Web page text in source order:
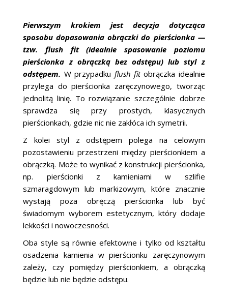
Pierwszym krokiem jest decyzja dotycząca
sposobu dopasowania obrączki do pierścionka —
tzw. flush fit (idealnie spasowanie poziomu
pierścionka z obrączką bez odstępu) lub styl z
odstępem. W przypadku flush fitobrączka idealnie
przylega do pierścionka zaręczynowego, tworząc
jednolitą linię. To rozwiązanie szczególnie dobrze
sprawdza się przy prostych, klasycznych
pierścionkach, gdzie nic nie zakłóca ich symetrii.
Z kolei styl z odstępem polega na celowym
pozostawieniu przestrzeni między pierścionkiem a
obrączką. Może to wynikać z konstrukcji pierścionka,
np. pierścionki z kamieniami w szlifie
szmaragdowym lub markizowym, które znacznie
wystają poza obręczą pierścionka lub być
świadomym wyborem estetycznym, który dodaje
lekkości i nowoczesności.
Oba style są równie efektowne i tylko od kształtu
osadzenia kamienia w pierścionku zaręczynowym
zależy, czy pomiędzy pierścionkiem, a obrączką
będzie lub nie będzie odstępu.